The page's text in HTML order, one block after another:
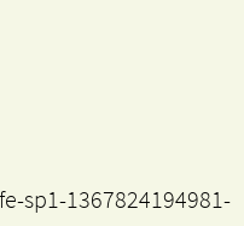
sp1-1367824194981-